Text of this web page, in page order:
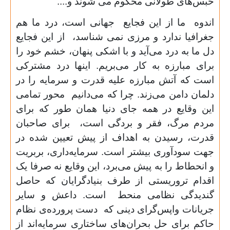
اندوه
ما از این فجایع
جهانی است، درد ما هم
جغرافیا ندارد و مرزی نمی شناسد،
از این فجایع
دل ما به درد می‌آید و با اشکی پنهان، خشم خود را
برای مبارزه به کار می‌بریم. اینها درد مشترکی
است که آتش مبارزه علیه قدرت و سرمایه را در
دلمان دامن می‌زند. چرا که می‌دانیم
محور تمامی
این وقایع در همه جای دنیا همان طور که برای
مردم مرگ، فقر و بردگی است،
برای صاحبان
قدرت، رسیدن به اهداف از پیش تعیین شده در
جهت سودآوری بیشتر است. سرمایه‌داری، بربریت
و انحطاط را به پیش می‌برد، این وقایع نه صرفا یک
اقدام تروریستی از طرف بنیادگرایان که حاصل
گندیدگی نظامی منحط
است. داعش و سایر
جریانات واپس‌گرای دینی که
دست پرورده‌ی نظام
حاکم برای حل بحران‌های ساختاری سرمایه‌اند از